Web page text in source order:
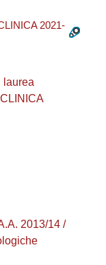
2021-
laurea
2013/14 /